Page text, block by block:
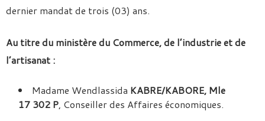
dernier mandat de trois (03) ans.
Au titre du ministère du Commerce, de l’industrie et de
l’artisanat :
Madame Wendlassida KABRE/KABORE, Mle
17 302 P, Conseiller des Affaires économiques.